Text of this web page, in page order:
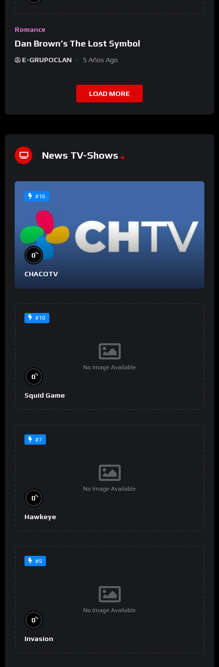
Romance
Dan Brown’s The Lost Symbol
E-GRUPOCLAN 5 Años Ago
LOAD MORE
News TV-Shows
#16
0%
CHACOTV
#10
No Image Available
0%
Squid Game
#7
No Image Available
0%
Hawkeye
#9
No Image Available
0%
Invasion